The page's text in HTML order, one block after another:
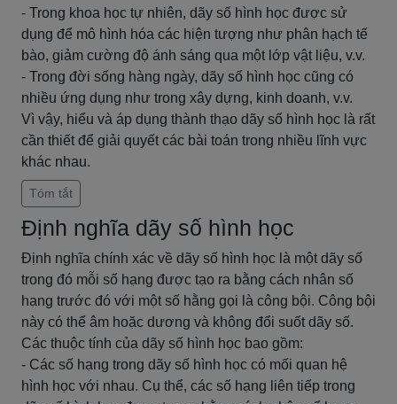
- Trong khoa học tự nhiên, dãy số hình học được sử
dụng để mô hình hóa các hiện tượng như phân hạch tế
bào, giảm cường độ ánh sáng qua một lớp vật liệu, v.v.
- Trong đời sống hàng ngày, dãy số hình học cũng có
nhiều ứng dụng như trong xây dựng, kinh doanh, v.v.
Vì vậy, hiểu và áp dụng thành thạo dãy số hình học là rất
cần thiết để giải quyết các bài toán trong nhiều lĩnh vực
khác nhau.
Tóm tắt
Định nghĩa dãy số hình học
Định nghĩa chính xác về dãy số hình học là một dãy số
trong đó mỗi số hạng được tạo ra bằng cách nhân số
hạng trước đó với một số hằng gọi là công bội. Công bội
này có thể âm hoặc dương và không đổi suốt dãy số.
Các thuộc tính của dãy số hình học bao gồm:
- Các số hạng trong dãy số hình học có mối quan hệ
hình học với nhau. Cụ thể, các số hạng liên tiếp trong